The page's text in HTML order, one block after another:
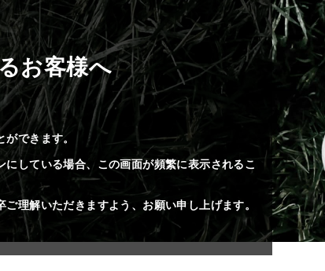
お客様へ
できます。
している場合、この画面が頻繁に表示されるこ
理解いただきますよう、お願い申し上げます。